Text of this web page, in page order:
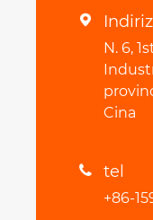

N. 6,
Cina
 tel
+86-